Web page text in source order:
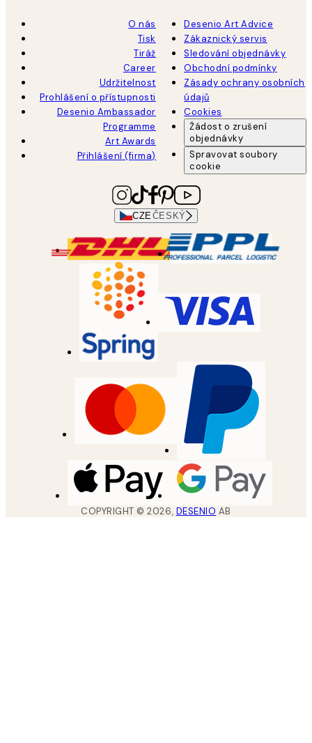
O nás
Tisk
Tiráž
Career
Udržitelnost
Prohlášení o přístupnosti
Desenio Ambassador
Programme
Art Awards
Přihlášení (firma)
Desenio Art Advice
Zákaznický servis
Sledování objednávky
Obchodní podmínky
Zásady ochrany osobních
údajů
Cookies
Žádost o zrušení
objednávky
Spravovat soubory
cookie
CZE ČESKÝ
COPYRIGHT ©2026, DESENIO AB